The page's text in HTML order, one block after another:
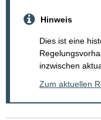
Hinweis
Dies ist eine
inzwischen
Zum aktuellen